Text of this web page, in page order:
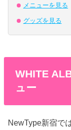
メニューを見る
グッズを見る
WHITE
ュー
NewType新宿で